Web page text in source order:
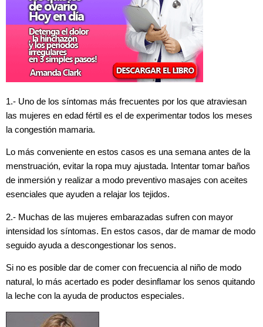
1.- Uno de los síntomas más frecuentes por los que atraviesan
las mujeres en edad fértil es el de experimentar todos los meses
la congestión mamaria.
Lo más conveniente en estos casos es una semana antes de la
menstruación, evitar la ropa muy ajustada. Intentar tomar baños
de inmersión y realizar a modo preventivo masajes con aceites
esenciales que ayuden a relajar los tejidos.
2.- Muchas de las mujeres embarazadas sufren con mayor
intensidad los síntomas. En estos casos, dar de mamar de modo
seguido ayuda a descongestionar los senos.
Si no es posible dar de comer con frecuencia al niño de modo
natural, lo más acertado es poder desinflamar los senos quitando
la leche con la ayuda de productos especiales.